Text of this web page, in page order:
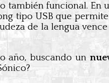
funcional. En
tipo USB que
de la lengua
año, buscando un